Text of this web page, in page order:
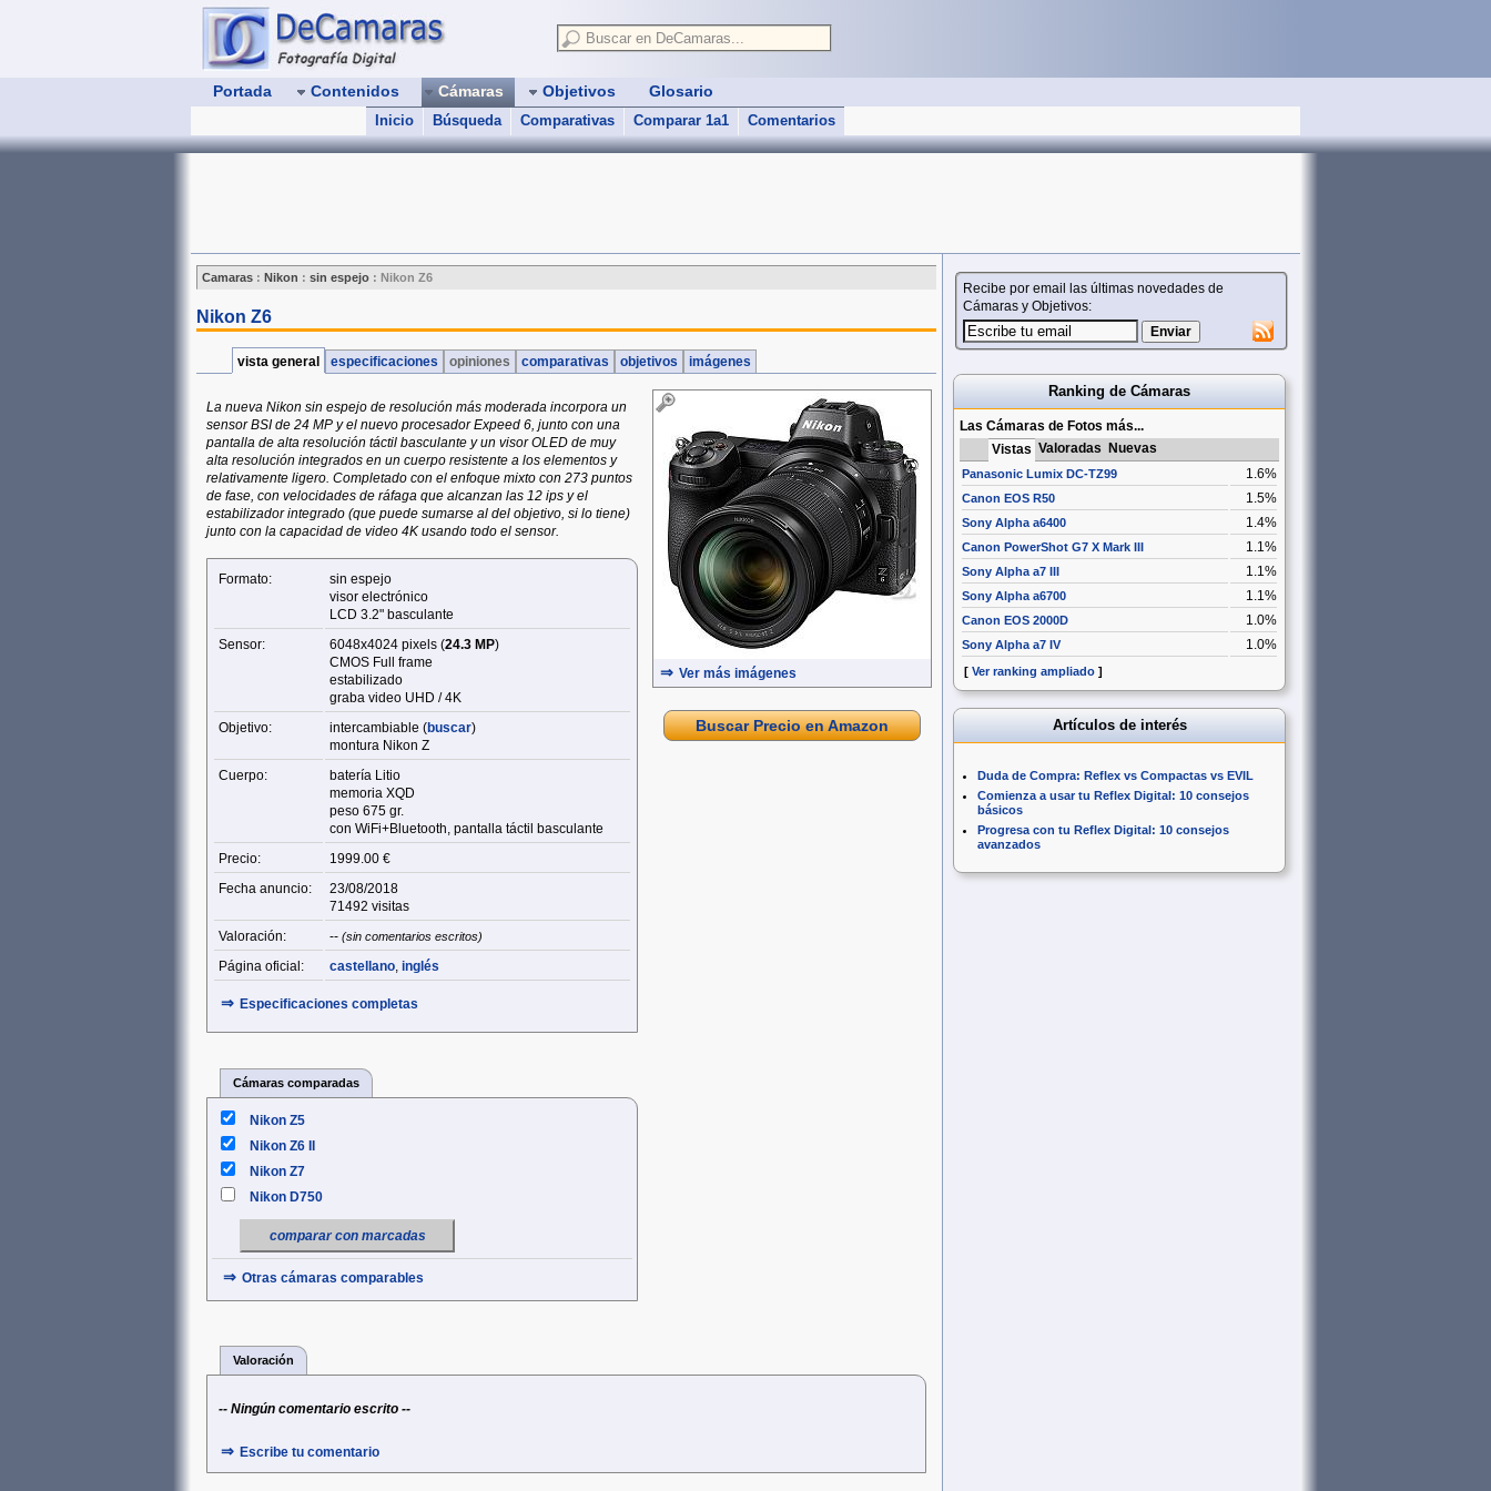
Portada Contenidos Cámaras
Inicio Búsqueda Comparativas Comparar 1a1 Comentarios
Objetivos Glosario
Camaras : Nikon : sin espejo : Nikon Z6
Nikon Z6
vista general especificaciones opiniones comparativas objetivos imágenes
La nueva Nikon sin espejo de resolución más moderada incorpora un
sensor BSI de 24 MP y el nuevo procesador Expeed 6, junto con una
pantalla de alta resolución táctil basculante y un visor OLED de muy
alta resolución integrados en un cuerpo resistente a los elementos y
relativamente ligero. Completado con el enfoque mixto con 273 puntos
de fase, con velocidades de ráfaga que alcanzan las 12 ips y el
estabilizador integrado (que puede sumarse al del objetivo, si lo tiene)
junto con la capacidad de video 4K usando todo el sensor.
Formato:
sin espejo
visor electrónico
LCD 3.2" basculante
Sensor:
6048x4024 pixels (24.3 MP)
CMOS Full frame
estabilizado
graba video UHD / 4K
Objetivo:
intercambiable (buscar)
montura Nikon Z
Cuerpo:
batería Litio
memoria XQD
peso 675 gr.
con WiFi+Bluetooth, pantalla táctil basculante
Precio:
1999.00 €
Fecha anuncio:
23/08/2018
71492 visitas
Valoración:
-- (sin comentarios escritos)
Página oficial: castellano, inglés
⇒ Especificaciones completas
Cámaras comparadas
Nikon Z5
Nikon Z6 II
Nikon Z7
Nikon D750
comparar con marcadas
⇒ Otras cámaras comparables
⇒ Ver más imágenes
Buscar Precio en Amazon
Valoración
-- Ningún comentario escrito --
⇒ Escribe tu comentario
Recibe por email las últimas novedades de
Cámaras y Objetivos:
Ranking de Cámaras
Las Cámaras de Fotos más...
Vistas Valoradas Nuevas
Panasonic Lumix DC-TZ99 1.6%
Canon EOS R50 1.5%
Sony Alpha a6400 1.4%
Canon PowerShot G7 X Mark III 1.1%
Sony Alpha a7 III 1.1%
Sony Alpha a6700 1.1%
Canon EOS 2000D 1.0%
Sony Alpha a7 IV 1.0%
[ Ver ranking ampliado ]
Artículos de interés
Duda de Compra: Reflex vs Compactas vs EVIL
Comienza a usar tu Reflex Digital: 10 consejos
básicos
Progresa con tu Reflex Digital: 10 consejos
avanzados